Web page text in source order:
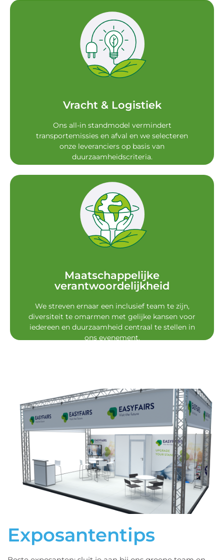
Vracht & Logistiek
Ons all-in standmodel vermindert
transportemissies en afval en we selecteren
onze leveranciers op basis van
duurzaamheidscriteria.
Vracht & Logistiek
contracten en offerteaanvragen. We selecteren
onze leveranciers op basis van duurzame
transportcriteria.
Maatschappelijke
verantwoordelijkheid
We streven ernaar een inclusief team te zijn,
diversiteit te omarmen met gelijke kansen voor
iedereen en duurzaamheid centraal te stellen in
ons evenement.
Maatschappelijke
verantwoordelijkheid
rondom duurzaamheid. We bieden een platform
aan start-ups om hun baanbrekende innovaties
te presenteren.
Exposantentips